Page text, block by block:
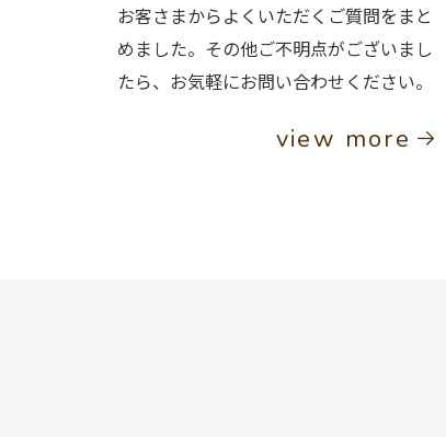
お客さまからよくいただくご質問をまと
めました。その他ご不明点がございまし
たら、お気軽にお問い合わせください。
view more